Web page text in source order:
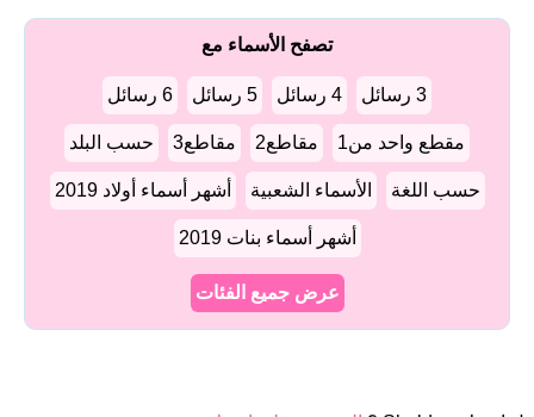
تصفح الأسماء مع
3 رسائل 4 رسائل 5 رسائل 6 رسائل
مقطع واحد من1 مقاطع2 مقاطع3 حسب البلد
حسب اللغة الأسماء الشعبية أشهر أسماء أولاد 2019
أشهر أسماء بنات 2019
عرض جميع الفئات